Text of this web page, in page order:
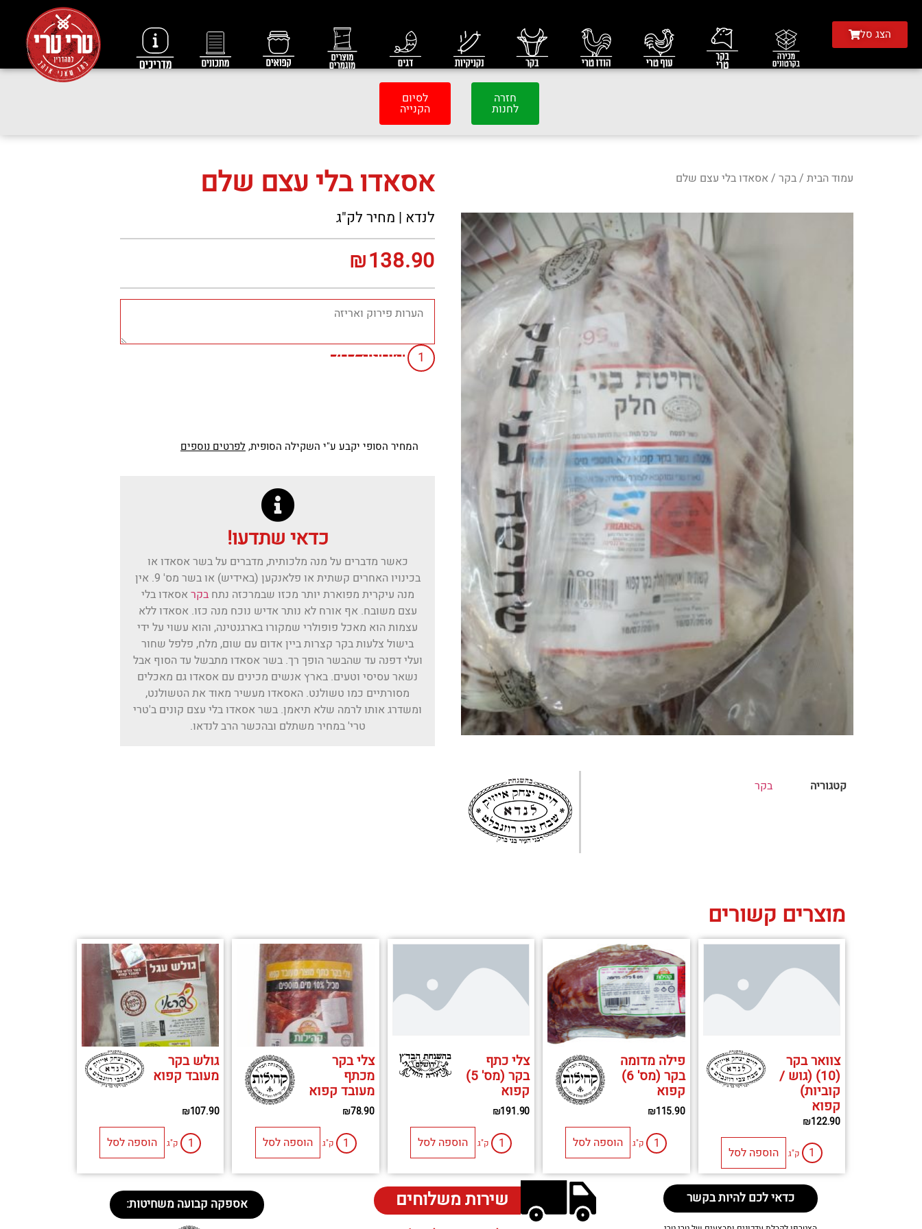
הצג סל
חזרה
לחנות
לסיום
הקנייה
עמוד הבית /בקר / אסאדו בלי עצם שלם
קטגוריה בקר
אסאדו בלי עצם שלם
לנדא | מחיר לק"ג
₪138.90
הוספה לסל
המחיר הסופי יקבע ע"י השקילה הסופית,לפרטים נוספים
כדאי שתדעו!
כאשר מדברים על מנה מלכותית, מדברים על בשר אסאדו או
בכינויו האחרים קשתית או פלאנקען (באידיש) או בשר מס' 9. אין
מנה עיקרית מפוארת יותר מכזו שבמרכזה נתחבקראסאדו בלי
עצם משובח. אף אורח לא נותר אדיש נוכח מנה כזו. אסאדו ללא
עצמות הוא מאכל פופולרי שמקורו בארגנטינה, והוא עשוי על ידי
בישול צלעות בקר קצרות ביין אדום עם שום, מלח, פלפל שחור
ועלי דפנה עד שהבשר הופך רך. בשר אסאדו מתבשל עד הסוף אבל
נשאר עסיסי וטעים. בארץ אנשים מכינים עם אסאדו גם מאכלים
מסורתיים כמו טשולנט. האסאדו מעשיר מאוד את הטשולנט,
ומשדרג אותו לרמה שלא תיאמן. בשר אסאדו בלי עצם קונים ב'טרי
טרי' במחיר משתלם ובהכשר הרב לנדאו.
מוצרים קשורים
צוואר בקר
(10) (גוש /
קוביות)
קפוא
₪122.90
ק"ג הוספה לסל
פילה מדומה
בקר (מס' 6)
קפוא
₪115.90
ק"ג הוספה לסל
צלי כתף
בקר (מס' 5)
קפוא
₪191.90
ק"ג הוספה לסל
צלי בקר
מכתף
מעובד קפוא
₪78.90
ק"ג הוספה לסל
גולש בקר
מעובד קפוא
₪107.90
ק"ג הוספה לסל
כדאי לכם להיות בקשר שירות משלוחים אספקה קבועה משחיטות: